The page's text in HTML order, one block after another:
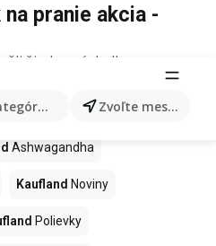
produkty... Zvoľte mesto
pranie akcia -
žiadne výsledky.
Ashwagandha
Kaufland Noviny
Polievky